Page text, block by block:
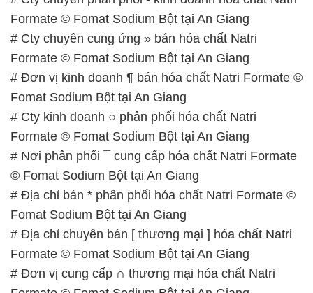
Fomat Sodium Bột tại An Giang
# Cty kinh doanh ○ phân phối hóa chất Natri
Formate © Fomat Sodium Bột tại An Giang
# Nơi phân phối ¯ cung cấp hóa chất Natri Formate
© Fomat Sodium Bột tại An Giang
# Địa chỉ bán * phân phối hóa chất Natri Formate ©
Fomat Sodium Bột tại An Giang
# Địa chỉ chuyên bán [ thương mại ] hóa chất Natri
Formate © Fomat Sodium Bột tại An Giang
# Đơn vị cung cấp ∩ thương mại hóa chất Natri
Formate © Fomat Sodium Bột tại An Giang
📞PHÒNG KINH DOANH – CÔNG TY HÓA CHẤT
ĐẮC TRƯỜNG PHÁT🌐